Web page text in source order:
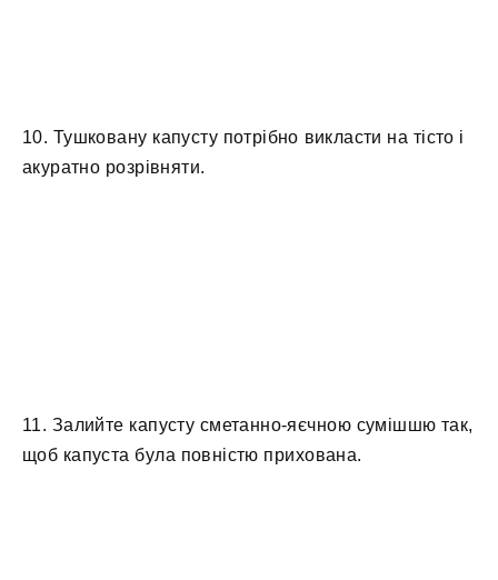
10. Тушковану капусту потрібно викласти на тісто і
акуратно розрівняти.
11. Залийте капусту сметанно-яєчною сумішшю так,
щоб капуста була повністю прихована.